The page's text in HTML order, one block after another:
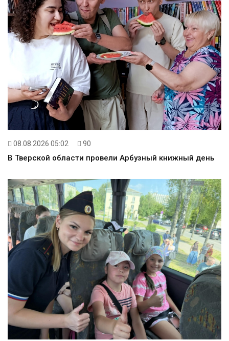
08.08.2026 05:02 90
В Тверской области провели Арбузный книжный день